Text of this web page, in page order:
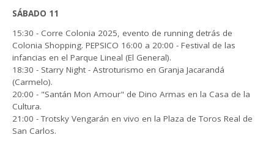
SÁBADO 11
15:30 - Corre Colonia 2025, evento de running detrás de
Colonia Shopping. PEPSICO 16:00 a 20:00 - Festival de las
infancias en el Parque Lineal (El General).
18:30 - Starry Night - Astroturismo en Granja Jacarandá
(Carmelo).
20:00 - "Santán Mon Amour" de Dino Armas en la Casa de la
Cultura.
21:00 - Trotsky Vengarán en vivo en la Plaza de Toros Real de
San Carlos.